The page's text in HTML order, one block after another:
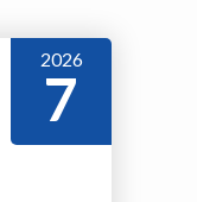
2026
7